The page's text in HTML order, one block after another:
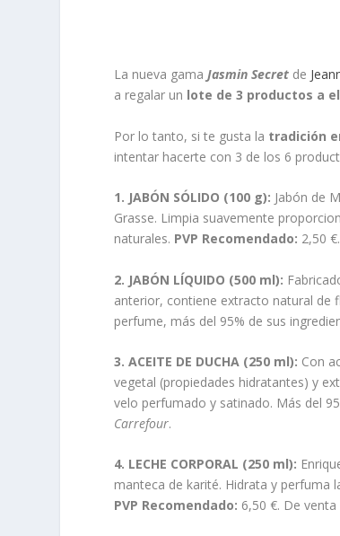
La nueva gamaJasmin Secret de
a regalar un lote de 3 productos a
Por lo tanto, si te gusta la tradición
intentar hacerte con 3 de los 6
1. JABÓN SÓLIDO (100 g): Jabón de
Grasse. Limpia suavemente
naturales. PVP Recomendado: 2,50
2. JABÓN LÍQUIDO (500 ml):
anterior, contiene extracto natural de
perfume, más del 95% de sus
3. ACEITE DE DUCHA (250 ml): Con
vegetal (propiedades hidratantes) y
velo perfumado y satinado. Más del
Carrefour.
4. LECHE CORPORAL (250 ml):
manteca de karité. Hidrata y perfuma
PVP Recomendado: 6,50 €. De venta